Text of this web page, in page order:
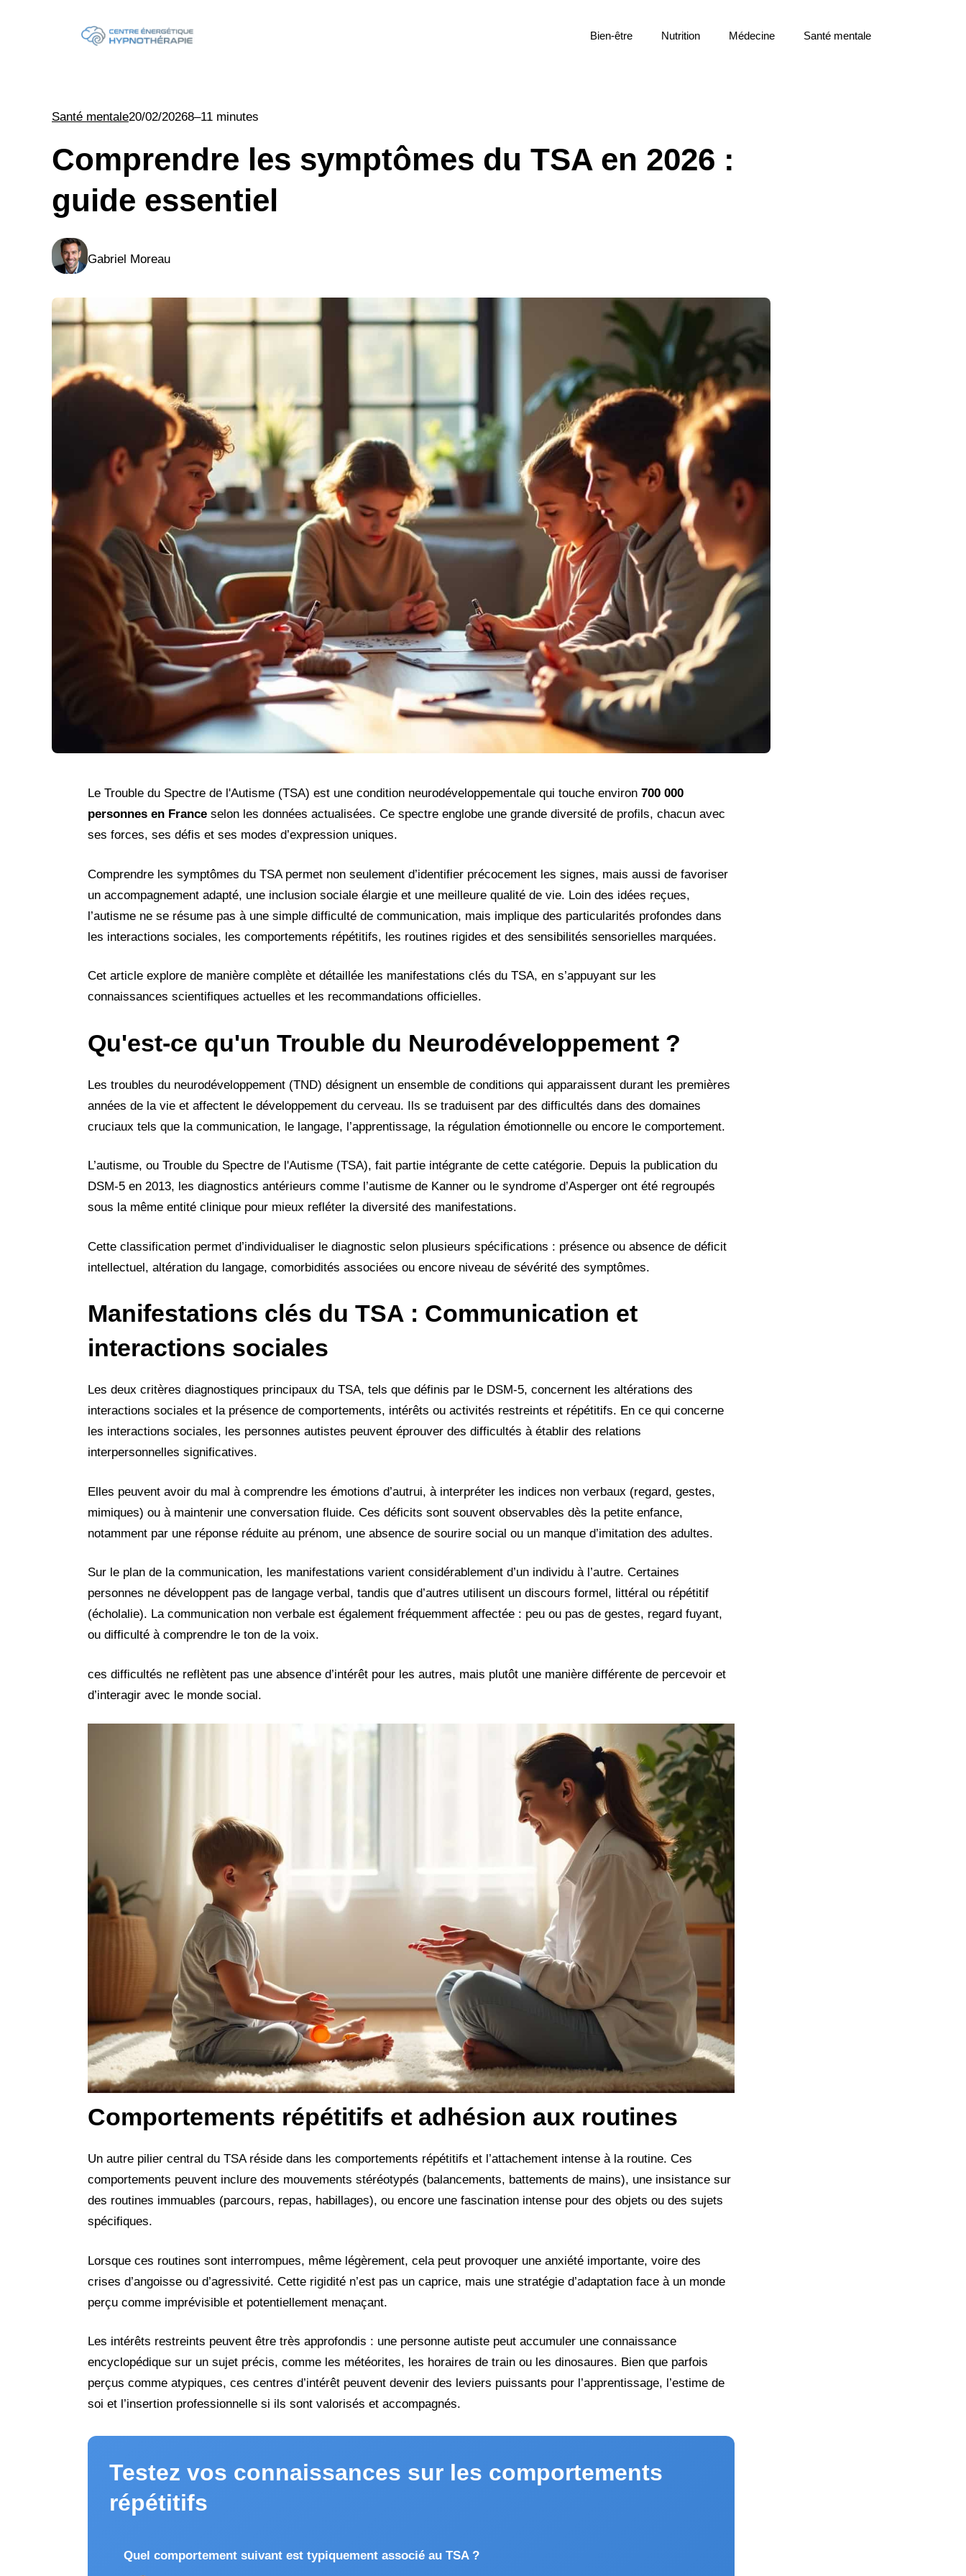
Bien-être Nutrition Médecine Santé mentale
Santé mentale20/02/20268–11 minutes
Comprendre les symptômes du TSA en 2026 :
guide essentiel
Gabriel Moreau
Le Trouble du Spectre de l'Autisme (TSA) est une condition neurodéveloppementale qui touche environ 700 000
personnes en France selon les données actualisées. Ce spectre englobe une grande diversité de profils, chacun avec
ses forces, ses défis et ses modes d’expression uniques.
Comprendre les symptômes du TSA permet non seulement d’identifier précocement les signes, mais aussi de favoriser
un accompagnement adapté, une inclusion sociale élargie et une meilleure qualité de vie. Loin des idées reçues,
l’autisme ne se résume pas à une simple difficulté de communication, mais implique des particularités profondes dans
les interactions sociales, les comportements répétitifs, les routines rigides et des sensibilités sensorielles marquées.
Cet article explore de manière complète et détaillée les manifestations clés du TSA, en s’appuyant sur les
connaissances scientifiques actuelles et les recommandations officielles.
Qu'est-ce qu'un Trouble du Neurodéveloppement ?
Les troubles du neurodéveloppement (TND) désignent un ensemble de conditions qui apparaissent durant les premières
années de la vie et affectent le développement du cerveau. Ils se traduisent par des difficultés dans des domaines
cruciaux tels que la communication, le langage, l’apprentissage, la régulation émotionnelle ou encore le comportement.
L’autisme, ou Trouble du Spectre de l'Autisme (TSA), fait partie intégrante de cette catégorie. Depuis la publication du
DSM-5 en 2013, les diagnostics antérieurs comme l’autisme de Kanner ou le syndrome d’Asperger ont été regroupés
sous la même entité clinique pour mieux refléter la diversité des manifestations.
Cette classification permet d’individualiser le diagnostic selon plusieurs spécifications : présence ou absence de déficit
intellectuel, altération du langage, comorbidités associées ou encore niveau de sévérité des symptômes.
Manifestations clés du TSA : Communication et
interactions sociales
Les deux critères diagnostiques principaux du TSA, tels que définis par le DSM-5, concernent les altérations des
interactions sociales et la présence de comportements, intérêts ou activités restreints et répétitifs. En ce qui concerne
les interactions sociales, les personnes autistes peuvent éprouver des difficultés à établir des relations
interpersonnelles significatives.
Elles peuvent avoir du mal à comprendre les émotions d’autrui, à interpréter les indices non verbaux (regard, gestes,
mimiques) ou à maintenir une conversation fluide. Ces déficits sont souvent observables dès la petite enfance,
notamment par une réponse réduite au prénom, une absence de sourire social ou un manque d’imitation des adultes.
Sur le plan de la communication, les manifestations varient considérablement d’un individu à l’autre. Certaines
personnes ne développent pas de langage verbal, tandis que d’autres utilisent un discours formel, littéral ou répétitif
(écholalie). La communication non verbale est également fréquemment affectée : peu ou pas de gestes, regard fuyant,
ou difficulté à comprendre le ton de la voix.
ces difficultés ne reflètent pas une absence d’intérêt pour les autres, mais plutôt une manière différente de percevoir et
d’interagir avec le monde social.
Comportements répétitifs et adhésion aux routines
Un autre pilier central du TSA réside dans les comportements répétitifs et l’attachement intense à la routine. Ces
comportements peuvent inclure des mouvements stéréotypés (balancements, battements de mains), une insistance sur
des routines immuables (parcours, repas, habillages), ou encore une fascination intense pour des objets ou des sujets
spécifiques.
Lorsque ces routines sont interrompues, même légèrement, cela peut provoquer une anxiété importante, voire des
crises d’angoisse ou d’agressivité. Cette rigidité n’est pas un caprice, mais une stratégie d’adaptation face à un monde
perçu comme imprévisible et potentiellement menaçant.
Les intérêts restreints peuvent être très approfondis : une personne autiste peut accumuler une connaissance
encyclopédique sur un sujet précis, comme les météorites, les horaires de train ou les dinosaures. Bien que parfois
perçus comme atypiques, ces centres d’intérêt peuvent devenir des leviers puissants pour l’apprentissage, l’estime de
soi et l’insertion professionnelle si ils sont valorisés et accompagnés.
Testez vos connaissances sur les comportements
répétitifs
Quel comportement suivant est typiquement associé au TSA ?